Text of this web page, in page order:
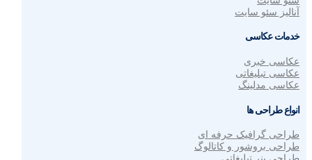
آنالیز سئو سایت
خدمات عکاسی
عکاسی خبری
عکاسی تبلیغاتی
عکاسی مدلینگ
انواع طراحی ها
طراحی گرافیک حرفه ای
طراحی بروشور و کاتالوگ